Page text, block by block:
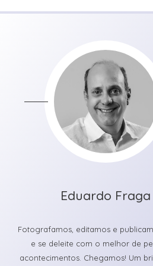
Eduardo Fraga
Fotografamos, editamos e
e se deleite com o melhor de
acontecimentos. Chegamos! Um